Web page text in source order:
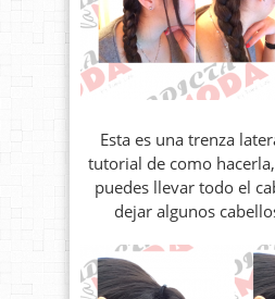
Esta es una trenza
tutorial de como
puedes llevar todo el
dejar algunos